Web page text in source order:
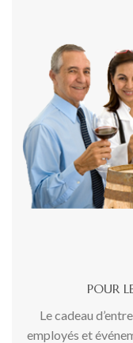
POUR
Le cadeau
employés et